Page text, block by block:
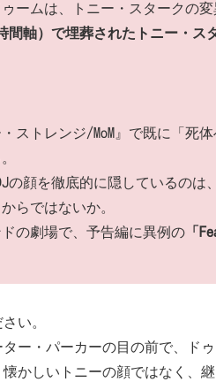
ゥームは、トニー・スタークの
間軸）で埋葬されたトニー・
・ストレンジ/MoM』で既に「死
の顔を徹底的に隠しているのは
からではないか。
ドの劇場で、予告編に異例の 「
い。
ー・パーカーの目の前で、ド
かしいトニーの顔ではなく、